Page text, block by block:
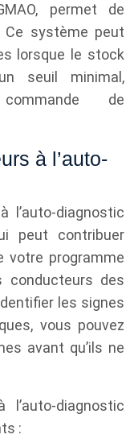
permet de
Ce système peut
lorsque le stock
seuil minimal,
de
à l’auto-
l’auto-diagnostic
peut contribuer
votre programme
conducteurs des
les signes
vous pouvez
avant qu’ils ne
diagnostic
: